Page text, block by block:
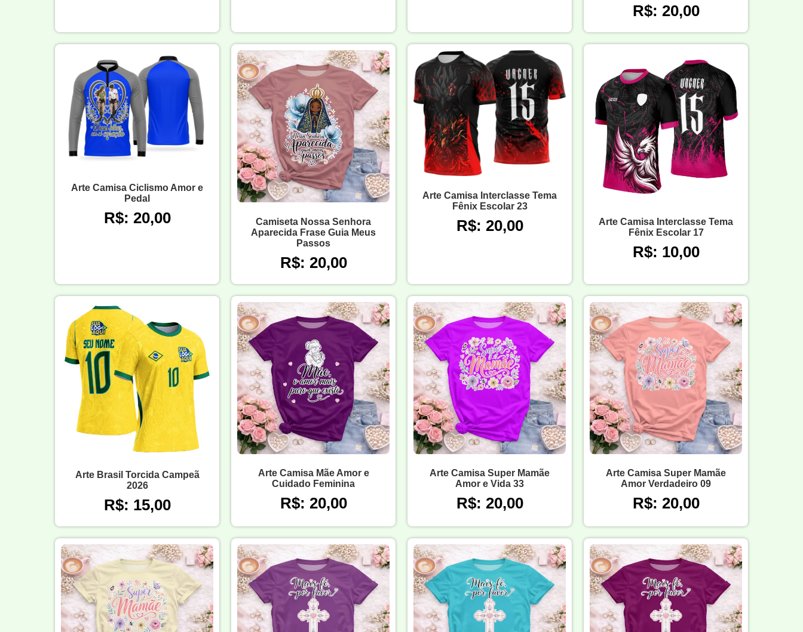
R$: 20,00
Arte Camisa Ciclismo Amor e
Pedal
R$: 20,00
Camiseta Nossa Senhora
Aparecida Frase Guia Meus
Passos
R$: 20,00
Arte Camisa Interclasse Tema
Fênix Escolar 23
R$: 20,00
Arte Camisa Interclasse Tema
Fênix Escolar 17
R$: 10,00
Arte Brasil Torcida Campeã
2026
R$: 15,00
Arte Camisa Mãe Amor e
Cuidado Feminina
R$: 20,00
Arte Camisa Super Mamãe
Amor e Vida 33
R$: 20,00
Arte Camisa Super Mamãe
Amor Verdadeiro 09
R$: 20,00